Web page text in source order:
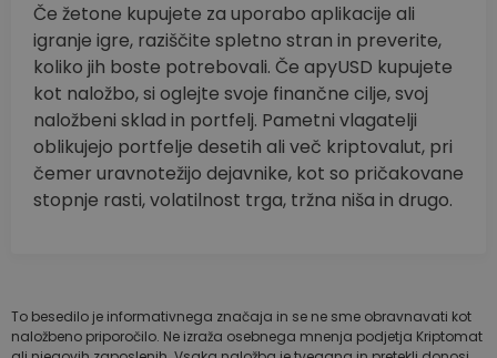
Če žetone kupujete za uporabo aplikacije ali
igranje igre, raziščite spletno stran in preverite,
koliko jih boste potrebovali. Če apyUSD kupujete
kot naložbo, si oglejte svoje finančne cilje, svoj
naložbeni sklad in portfelj. Pametni vlagatelji
oblikujejo portfelje desetih ali več kriptovalut, pri
čemer uravnotežijo dejavnike, kot so pričakovane
stopnje rasti, volatilnost trga, tržna niša in drugo.
To besedilo je informativnega značaja in se ne sme obravnavati kot
naložbeno priporočilo. Ne izraža osebnega mnenja podjetja Kriptomat